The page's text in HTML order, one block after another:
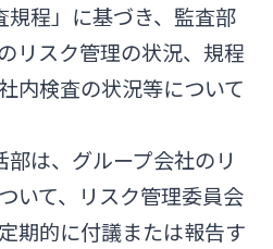
規程」に基づき、監査部
リスク管理の状況、規程
内検査の状況等について
部は、グループ会社のリ
いて、リスク管理委員会
期的に付議または報告す